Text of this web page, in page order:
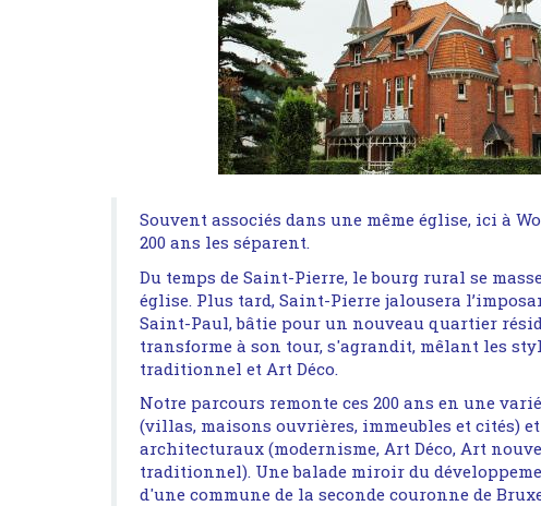
Souvent associés dans une même église, ici à
200 ans les séparent.
Du temps de Saint-Pierre, le bourg rural se
église. Plus tard, Saint-Pierre jalousera
Saint-Paul, bâtie pour un nouveau quartier
transforme à son tour, s'agrandit, mêlant les
traditionnel et Art Déco.
Notre parcours remonte ces 200 ans en une
(villas, maisons ouvrières, immeubles et cités)
architecturaux (modernisme, Art Déco, Art
traditionnel). Une balade miroir du
d'une commune de la seconde couronne de